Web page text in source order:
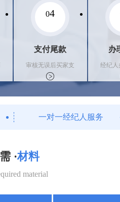
04
支付尾款
审核无误后买家支
付尾款，卖家办理
相关手续
办
经纪人
让手
一对一经纪人服务
·材料
material